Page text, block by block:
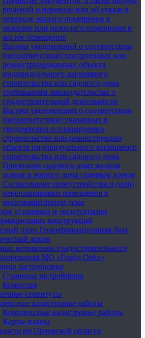
решений о переводе или об отказе в
переводе жилого помещения в
нежилое или нежилого помещения в
жилое помещение
Выдача уведомлений о соответствии
(несоответствии) построенных или
реконструированных объекта
индивидуального жилищного
строительства или садового дома
требованиям законодательства о
градостроительной деятельности
Выдача уведомлений о соответствии
(несоответствии) указанных в
уведомлении о планируемых
строительстве или реконструкции
объекта индивидуального жилищного
строительства или садового дома
Признание садового дома жилым
домом и жилого дома садовым домом
Согласование переустройства и (или)
перепланировки помещения в
многоквартирном доме
установки и эксплуатации
конструкций
план Геоинформационная база
архив
нормативы градостроительного
МО «Город Орёл»
застройщика
Страница застройщика
Комиссия
сервитуты
кадастровые работы
Комплексные кадастровые работы
Карты-планы
по Орловской области